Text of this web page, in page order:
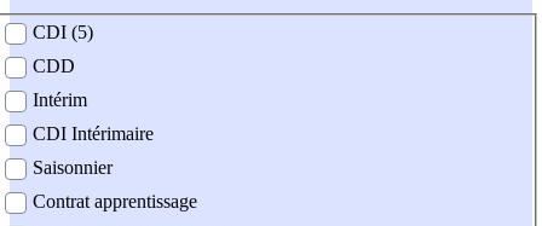
contrat
CDI (5)
CDD
Intérim
CDI Intérimaire
Saisonnier
Contrat apprentissage